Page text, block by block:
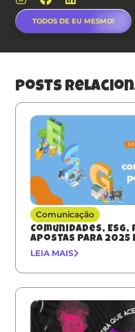
TODOS DE EU MESMO!
posts
Comunicação
Comunidades,
apostas para 2025
LEIA MAIS